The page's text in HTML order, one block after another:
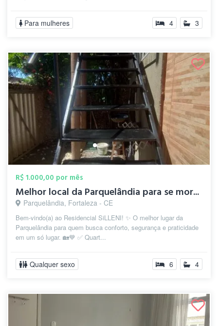
Para mulheres 4 3
R$ 1.000,00 por mês
Melhor local da Parquelândia para se mor...
Parquelândia, Fortaleza - CE
Bem-vindo(a) ao Residencial SiLLENI! ✨ O melhor lugar da
Parquelândia para quem busca conforto, segurança e praticidade
em um só lugar. 🏡💙 ✅ Quart...
Qualquer sexo 6 4